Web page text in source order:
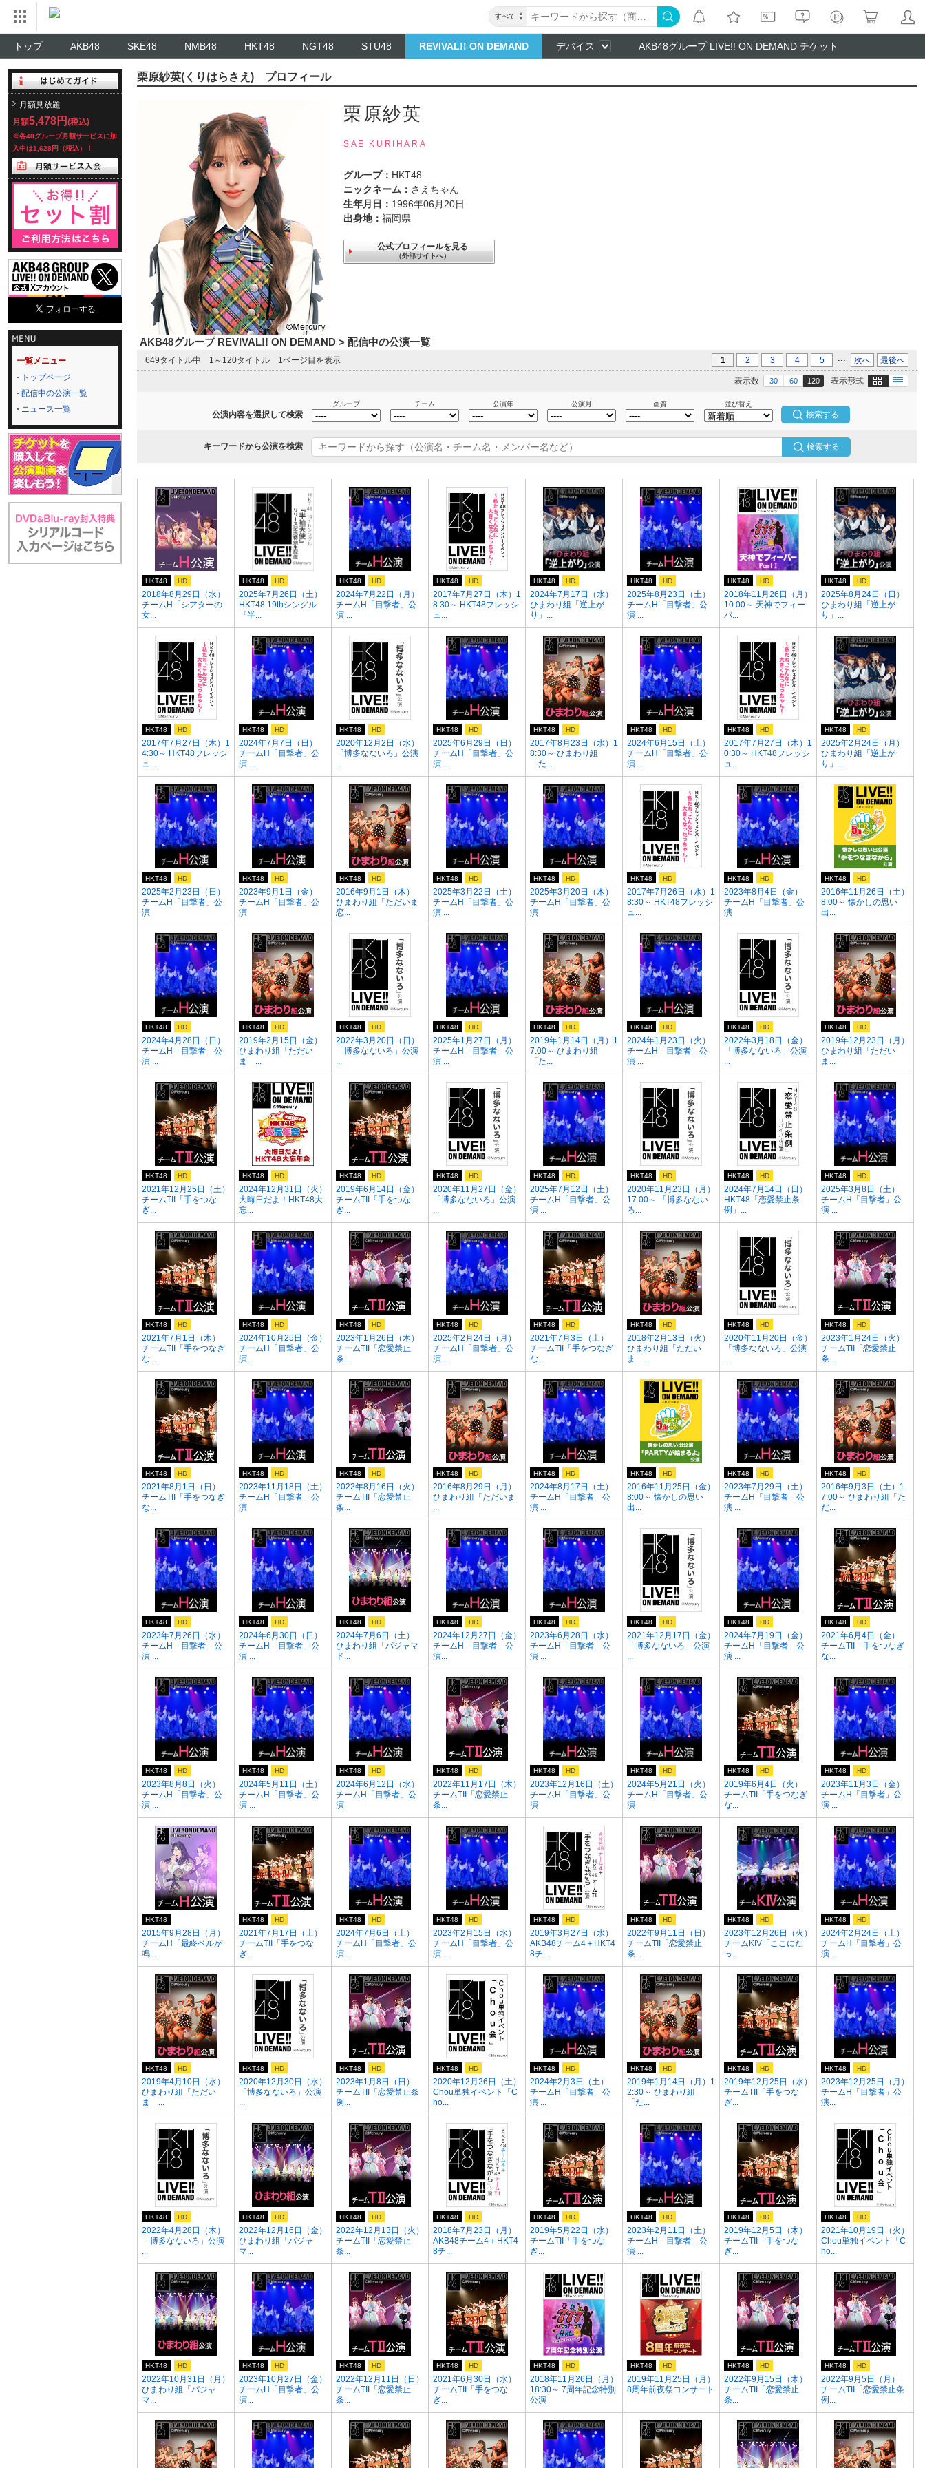
すべて
トップ AKB48 SKE48 NMB48 HKT48 NGT48 STU48 REVIVAL!! ON DEMAND デバイス AKB48グループ LIVE!! ON DEMAND チケット
月額見放題
月額5,478円 (税込)
※各48グループ月額サービスに加
入中は1,628円（税込）！
一覧メニュー
トップページ
配信中の公演一覧
ニュース一覧
栗原紗英(くりはらさえ) プロフィール
栗原紗英
SAE KURIHARA
グループ： HKT48
ニックネーム： さえちゃん
生年月日： 1996年06月20日
出身地： 福岡県
公式プロフィールを見る
（外部サイトへ）
AKB48グループ REVIVAL!! ON DEMAND > 配信中の公演一覧
649タイトル中 1～120タイトル 1ページ目を表示 1 2 3 4 5 ... 次へ 最後へ
表示形式 画像 テキスト
表示数 30 60 120
公演内容を選択して検索
グループ チーム 公演年 公演月 画質 並び替え
キーワードから公演を検索 検索する
2018年8月29日（水）
チームH「シアターの
女...
HKT48 HD
2025年7月26日（土）
HKT48 19thシングル
『半...
HKT48 HD
2024年7月22日（月）
チームH「目撃者」公
演 ...
HKT48 HD
2017年7月27日（木）1
8:30～ HKT48フレッシ
ュ...
HKT48 HD
2024年7月17日（水）
ひまわり組「逆上が
り」...
HKT48 HD
2025年8月23日（土）
チームH「目撃者」公
演 ...
HKT48 HD
2018年11月26日（月）
10:00～ 天神でフィー
バ...
HKT48 HD
2025年8月24日（日）
ひまわり組「逆上が
り」...
HKT48 HD
2017年7月27日（木）1
4:30～ HKT48フレッシ
ュ...
HKT48 HD
2024年7月7日（日）
チームH「目撃者」公
演 ...
HKT48 HD
2020年12月2日（水）
「博多なないろ」公演
...
HKT48 HD
2025年6月29日（日）
チームH「目撃者」公
演 ...
HKT48 HD
2017年8月23日（水）1
8:30～ ひまわり組
「た...
HKT48 HD
2024年6月15日（土）
チームH「目撃者」公
演 ...
HKT48 HD
2017年7月27日（木）1
0:30～ HKT48フレッシ
ュ...
HKT48 HD
2025年2月24日（月）
ひまわり組「逆上が
り」...
HKT48 HD
2025年2月23日（日）
チームH「目撃者」公
演
HKT48 HD
2023年9月1日（金）
チームH「目撃者」公
演
HKT48 HD
2016年9月1日（木）
ひまわり組「ただいま
恋...
HKT48 HD
2025年3月22日（土）
チームH「目撃者」公
演 ...
HKT48 HD
2025年3月20日（木）
チームH「目撃者」公
演
HKT48 HD
2017年7月26日（水）1
8:30～ HKT48フレッシ
ュ...
HKT48 HD
2023年8月4日（金）
チームH「目撃者」公
演
HKT48 HD
2016年11月26日（土）
8:00～ 懐かしの思い
出...
HKT48 HD
2024年4月28日（日）
チームH「目撃者」公
演 ...
HKT48 HD
2019年2月15日（金）
ひまわり組「ただい
ま ...
HKT48 HD
2022年3月20日（日）
「博多なないろ」公演
...
HKT48 HD
2025年1月27日（月）
チームH「目撃者」公
演 ...
HKT48 HD
2019年1月14日（月）1
7:00～ ひまわり組
「た...
HKT48 HD
2024年1月23日（火）
チームH「目撃者」公
演 ...
HKT48 HD
2022年3月18日（金）
「博多なないろ」公演
...
HKT48 HD
2019年12月23日（月）
ひまわり組「ただい
ま...
HKT48 HD
2021年12月25日（土）
チームTII「手をつな
ぎ...
HKT48 HD
2024年12月31日（火）
大晦日だよ！HKT48大
忘...
HKT48 HD
2019年6月14日（金）
チームTII「手をつな
ぎ...
HKT48 HD
2020年11月27日（金）
「博多なないろ」公演
...
HKT48 HD
2025年7月12日（土）
チームH「目撃者」公
演 ...
HKT48 HD
2020年11月23日（月）
17:00～ 「博多なない
ろ...
HKT48 HD
2024年7月14日（日）
HKT48「恋愛禁止条
例」...
HKT48 HD
2025年3月8日（土）
チームH「目撃者」公
演 ...
HKT48 HD
2021年7月1日（木）
チームTII「手をつなぎ
な...
HKT48 HD
2024年10月25日（金）
チームH「目撃者」公
演...
HKT48 HD
2023年1月26日（木）
チームTII「恋愛禁止
条...
HKT48 HD
2025年2月24日（月）
チームH「目撃者」公
演 ...
HKT48 HD
2021年7月3日（土）
チームTII「手をつなぎ
な...
HKT48 HD
2018年2月13日（火）
ひまわり組「ただい
ま ...
HKT48 HD
2020年11月20日（金）
「博多なないろ」公演
...
HKT48 HD
2023年1月24日（火）
チームTII「恋愛禁止
条...
HKT48 HD
2021年8月1日（日）
チームTII「手をつなぎ
な...
HKT48 HD
2023年11月18日（土）
チームH「目撃者」公
演
HKT48 HD
2022年8月16日（火）
チームTII「恋愛禁止
条...
HKT48 HD
2016年8月29日（月）
ひまわり組「ただいま
...
HKT48 HD
2024年8月17日（土）
チームH「目撃者」公
演 ...
HKT48 HD
2016年11月25日（金）
8:00～ 懐かしの思い
出...
HKT48 HD
2023年7月29日（土）
チームH「目撃者」公
演 ...
HKT48 HD
2016年9月3日（土）1
7:00～ ひまわり組「た
だ...
HKT48 HD
2023年7月26日（水）
チームH「目撃者」公
演 ...
HKT48 HD
2024年6月30日（日）
チームH「目撃者」公
演 ...
HKT48 HD
2024年7月6日（土）
ひまわり組「パジャマ
ド...
HKT48 HD
2024年12月27日（金）
チームH「目撃者」公
演...
HKT48 HD
2023年6月28日（水）
チームH「目撃者」公
演 ...
HKT48 HD
2021年12月17日（金）
「博多なないろ」公演
...
HKT48 HD
2024年7月19日（金）
チームH「目撃者」公
演 ...
HKT48 HD
2021年6月4日（金）
チームTII「手をつなぎ
な...
HKT48 HD
2023年8月8日（火）
チームH「目撃者」公
演 ...
HKT48 HD
2024年5月11日（土）
チームH「目撃者」公
演 ...
HKT48 HD
2024年6月12日（水）
チームH「目撃者」公
演
HKT48 HD
2022年11月17日（木）
チームTII「恋愛禁止
条...
HKT48 HD
2023年12月16日（土）
チームH「目撃者」公
演
HKT48 HD
2024年5月21日（火）
チームH「目撃者」公
演
HKT48 HD
2019年6月4日（火）
チームTII「手をつなぎ
な...
HKT48 HD
2023年11月3日（金）
チームH「目撃者」公
演 ...
HKT48 HD
2015年9月28日（月）
チームH「最終ベルが
鳴...
HKT48
2021年7月17日（土）
チームTII「手をつな
ぎ...
HKT48 HD
2024年7月6日（土）
チームH「目撃者」公
演 ...
HKT48 HD
2023年2月15日（水）
チームH「目撃者」公
演 ...
HKT48 HD
2019年3月27日（水）
AKB48チーム4＋HKT4
8チ...
HKT48 HD
2022年9月11日（日）
チームTII「恋愛禁止
条...
HKT48 HD
2023年12月26日（火）
チームKIV「ここにだ
っ...
HKT48 HD
2024年2月24日（土）
チームH「目撃者」公
演 ...
HKT48 HD
2019年4月10日（水）
ひまわり組「ただい
ま ...
HKT48 HD
2020年12月30日（水）
「博多なないろ」公演
...
HKT48 HD
2023年1月8日（日）
チームTII「恋愛禁止条
例...
HKT48 HD
2020年12月26日（土）
Chou単独イベント「C
ho...
HKT48 HD
2024年2月3日（土）
チームH「目撃者」公
演 ...
HKT48 HD
2019年1月14日（月）1
2:30～ ひまわり組
「た...
HKT48 HD
2019年12月25日（水）
チームTII「手をつな
ぎ...
HKT48 HD
2023年12月25日（月）
チームH「目撃者」公
演...
HKT48 HD
2022年4月28日（木）
「博多なないろ」公演
...
HKT48 HD
2022年12月16日（金）
ひまわり組「パジャ
マ...
HKT48 HD
2022年12月13日（火）
チームTII「恋愛禁止
条...
HKT48 HD
2018年7月23日（月）
AKB48チーム4＋HKT4
8チ...
HKT48 HD
2019年5月22日（水）
チームTII「手をつな
ぎ...
HKT48 HD
2023年2月11日（土）
チームH「目撃者」公
演 ...
HKT48 HD
2019年12月5日（木）
チームTII「手をつな
ぎ...
HKT48 HD
2021年10月19日（火）
Chou単独イベント「C
ho...
HKT48 HD
2022年10月31日（月）
ひまわり組「パジャ
マ...
HKT48 HD
2023年10月27日（金）
チームH「目撃者」公
演...
HKT48 HD
2022年12月11日（日）
チームTII「恋愛禁止
条...
HKT48 HD
2021年6月30日（水）
チームTII「手をつな
ぎ...
HKT48 HD
2018年11月26日（月）
18:30～ 7周年記念特別
公演
HKT48 HD
2019年11月25日（月）
8周年前夜祭コンサート
HKT48 HD
2022年9月15日（木）
チームTII「恋愛禁止
条...
HKT48 HD
2022年9月5日（月）
チームTII「恋愛禁止条
例...
HKT48 HD